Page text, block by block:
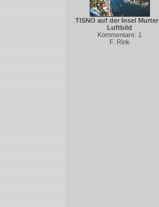
TISNO auf der Insel Murter
Luftbild
Kommentare: 1
F. Rink